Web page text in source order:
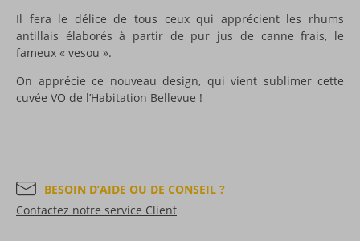
Il fera le délice de tous ceux qui apprécient les rhums
antillais élaborés à partir de pur jus de canne frais, le
fameux « vesou ».
On apprécie ce nouveau design, qui vient sublimer cette
cuvée VO de l’Habitation Bellevue !
BESOIN D’AIDE OU DE CONSEIL ?
Contactez notre service Client